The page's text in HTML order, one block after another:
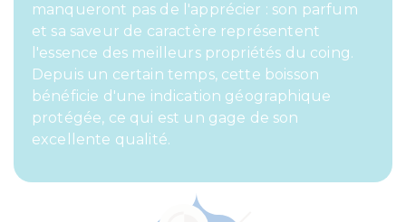
manqueront pas de l'apprécier : son parfum
et sa saveur de caractère représentent
l'essence des meilleurs propriétés du coing.
Depuis un certain temps, cette boisson
bénéficie d'une indication géographique
protégée, ce qui est un gage de son
excellente qualité.